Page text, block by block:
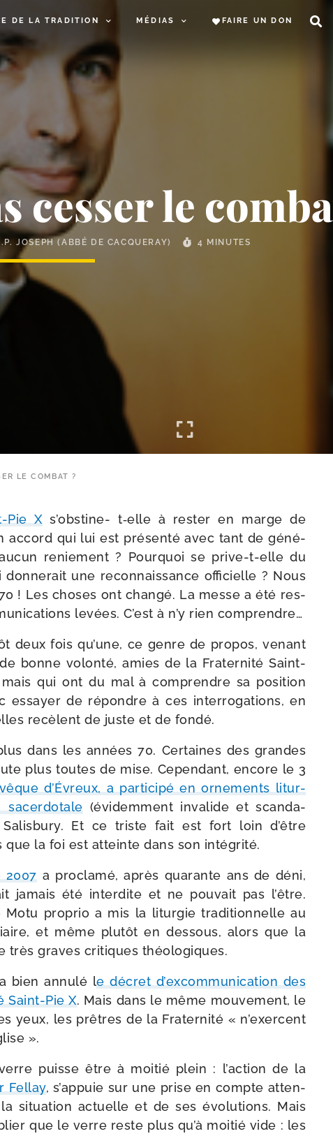
DE LA TRADITION MÉDIAS FAIRE UN DON
cesser le
JOSEPH (ABBÉ DE CACQUERAY) 4 MINUTES
LE COMBAT ?
​Pie Xs’obstine- t‑elle à res­ter en marge de
accord qui lui est pré­sen­té avec tant de géné­
renie­ment ? Pourquoi se prive-​t-​elle du
une recon­nais­sance offi­cielle ? Nous
! Les choses ont chan­gé. La messe a été res­
levées. C’est à n’y rien comprendre…
deux fois qu’une, ce genre de pro­pos, venant
bonne volon­té, amies de la Fraternité Saint-​
qui ont du mal à com­prendre sa posi­tion
essayer de répondre à ces inter­ro­ga­tions, en
recèlent de juste et de fondé.
dans les années 70. Certaines des grandes
plus toutes de mise. Cependant, encore le 3
d’Évreux, a par­ti­ci­pé en orne­ments litur­
(évi­dem­ment inva­lide et scan­da­
Et ce triste fait est fort loin d’être
que la foi est atteinte dans son intégrité.
2007 a pro­cla­mé, après qua­rante ans de déni,
jamais été inter­dite et ne pou­vait pas l’être.
pro­prio a mis la litur­gie tra­di­tion­nelle au
et même plu­tôt en des­sous, alors que la
très graves cri­tiques théologiques.
bien annu­lé le décret d’excommunication des
Saint-​Pie X. Mais dans le même mou­ve­ment, le
yeux, les prêtres de la Fraternité « n’exercent
».
puisse être à moi­tié plein : l’action de la
Fellay, s’appuie sur une prise en compte atten­
situa­tion actuelle et de ses évo­lu­tions. Mais
que le verre reste plus qu’à moi­tié vide : les